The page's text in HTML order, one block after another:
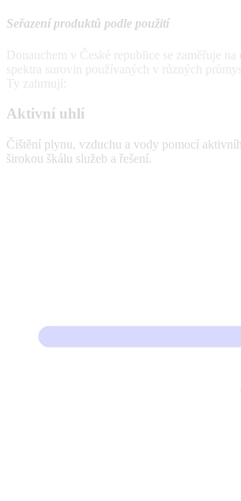
Seřazení produktů podle použití
Donauchem v České republice se zaměřuje
spektra surovin používaných v různých
Ty zahrnují:
Aktivní uhlí
Čištění plynu, vzduchu a vody pomocí
širokou škálu služeb a řešení.